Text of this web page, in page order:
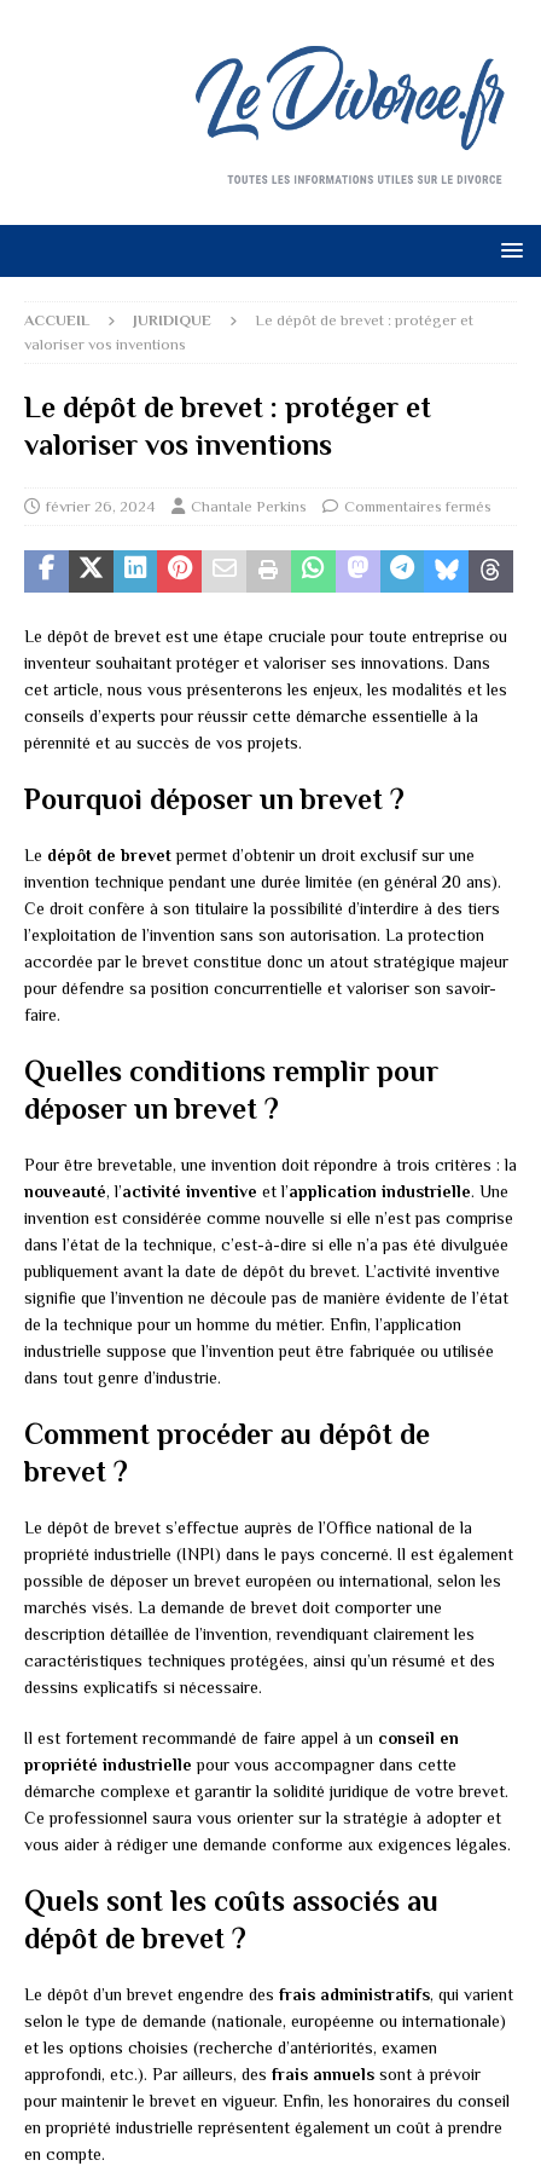
ACCUEIL JURIDIQUE
Le dépôt de brevet : protéger et
valoriser vos inventions
Le dépôt de brevet : protéger et
valoriser vos inventions
février 26, 2024 Chantale Perkins Commentaires fermés
Le dépôt de brevet est une étape cruciale pour toute entreprise ou
inventeur souhaitant protéger et valoriser ses innovations. Dans
cet article, nous vous présenterons les enjeux, les modalités et les
conseils d’experts pour réussir cette démarche essentielle à la
pérennité et au succès de vos projets.
Pourquoi déposer un brevet ?
Le dépôt de brevetpermet d’obtenir un droit exclusif sur une
invention technique pendant une durée limitée (en général 20 ans).
Ce droit confère à son titulaire la possibilité d’interdire à des tiers
l’exploitation de l’invention sans son autorisation. La protection
accordée par le brevet constitue donc un atout stratégique majeur
pour défendre sa position concurrentielle et valoriser son savoir-
faire.
Quelles conditions remplir pour
déposer un brevet ?
Pour être brevetable, une invention doit répondre à trois critères : la
nouveauté, l’activité inventive et l’application industrielle. Une
invention est considérée comme nouvelle si elle n’est pas comprise
dans l’état de la technique, c’est-à-dire si elle n’a pas été divulguée
publiquement avant la date de dépôt du brevet. L’activité inventive
signifie que l’invention ne découle pas de manière évidente de l’état
de la technique pour un homme du métier. Enfin, l’application
industrielle suppose que l’invention peut être fabriquée ou utilisée
dans tout genre d’industrie.
Comment procéder au dépôt de
brevet ?
Le dépôt de brevet s’effectue auprès de l’Office national de la
propriété industrielle (INPI) dans le pays concerné. Il est également
possible de déposer un brevet européen ou international, selon les
marchés visés. La demande de brevet doit comporter une
description détaillée de l’invention, revendiquant clairement les
caractéristiques techniques protégées, ainsi qu’un résumé et des
dessins explicatifs si nécessaire.
Il est fortement recommandé de faire appel à un conseil en
propriété industrielle pour vous accompagner dans cette
démarche complexe et garantir la solidité juridique de votre brevet.
Ce professionnel saura vous orienter sur la stratégie à adopter et
vous aider à rédiger une demande conforme aux exigences légales.
Quels sont les coûts associés au
dépôt de brevet ?
Le dépôt d’un brevet engendre des frais administratifs, qui varient
selon le type de demande (nationale, européenne ou internationale)
et les options choisies (recherche d’antériorités, examen
approfondi, etc.). Par ailleurs, des frais annuels sont à prévoir
pour maintenir le brevet en vigueur. Enfin, les honoraires du conseil
en propriété industrielle représentent également un coût à prendre
en compte.